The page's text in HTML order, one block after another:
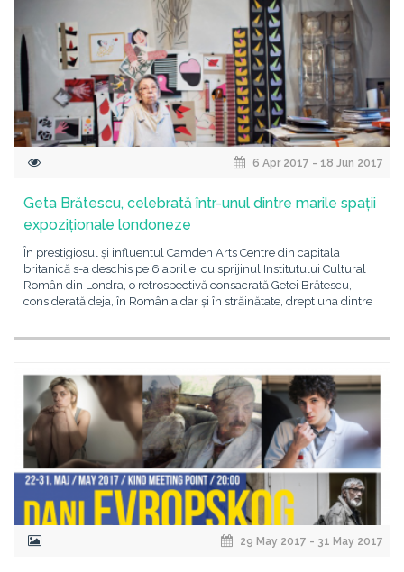
6 Apr 2017 - 18 Jun 2017
Geta Brătescu, celebrată într-unul dintre marile spații
expoziționale londoneze
În prestigiosul și influentul Camden Arts Centre din capitala
britanică s-a deschis pe 6 aprilie, cu sprijinul Institutului Cultural
Român din Londra, o retrospectivă consacrată Getei Brătescu,
considerată deja, în România dar și în străinătate, drept una dintre
29 May 2017 - 31 May 2017